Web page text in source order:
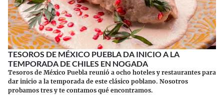
TESOROS DE MÉXICO PUEBLA DA INICIO A LA
TEMPORADA DE CHILES EN NOGADA
Tesoros de México Puebla reunió a ocho hoteles y restaurantes para
dar inicio a la temporada de este clásico poblano. Nosotros
probamos tres y te contamos qué encontramos.